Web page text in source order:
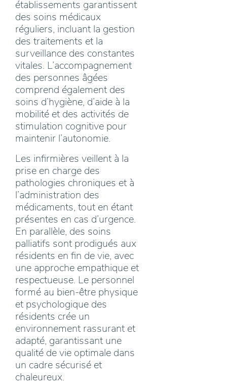
établissements garantissent
des soins médicaux
réguliers, incluant la gestion
des traitements et la
surveillance des constantes
vitales. L’accompagnement
des personnes âgées
comprend également des
soins d’hygiène, d’aide à la
mobilité et des activités de
stimulation cognitive pour
maintenir l’autonomie.
Les infirmières veillent à la
prise en charge des
pathologies chroniques et à
l’administration des
médicaments, tout en étant
présentes en cas d’urgence.
En parallèle, des soins
palliatifs sont prodigués aux
résidents en fin de vie, avec
une approche empathique et
respectueuse. Le personnel
formé au bien-être physique
et psychologique des
résidents crée un
environnement rassurant et
adapté, garantissant une
qualité de vie optimale dans
un cadre sécurisé et
chaleureux.